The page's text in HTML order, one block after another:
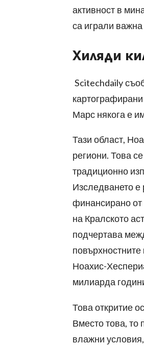
активност в
са играли
Хиляди
Scitechdaily
Марс някога е
Тази област,
региони. Това
традиционно
Изследването е
финансирано от
на Кралското
подчертава
Ноахис-
милиарда
Това откритие
Вместо това,
влажни